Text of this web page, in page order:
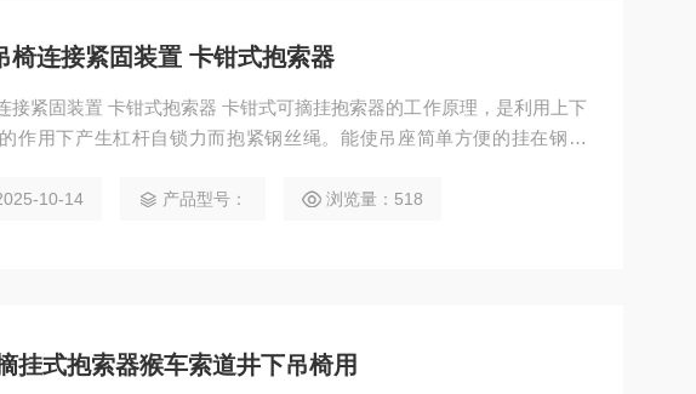
椅连接紧固装置 卡钳式抱索器
接紧固装置 卡钳式抱索器 卡钳式可摘挂抱索器的工作原理，是利用上下
作用下产生杠杆自锁力而抱紧钢丝绳。能使吊座简单方便的挂在钢丝
10-14 产品型号： 浏览量：518
挂式抱索器猴车索道井下吊椅用